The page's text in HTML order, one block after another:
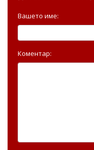
Вашето име:
Коментар: